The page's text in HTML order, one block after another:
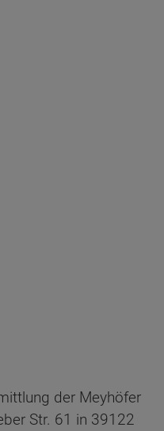
der Meyhöfer
Str. 61 in 39122